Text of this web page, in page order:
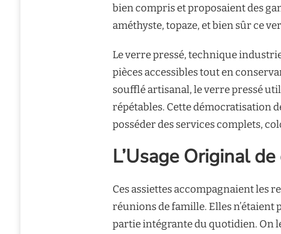
bien compris et proposaient des
améthyste, topaze, et bien sûr ce
Le verre pressé, technique
pièces accessibles tout en
soufflé artisanal, le verre pressé
répétables. Cette démocratisation
posséder des services complets,
L’Usage Original
Ces assiettes accompagnaient les
réunions de famille. Elles n’étaient
partie intégrante du quotidien. On